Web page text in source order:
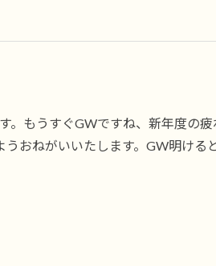
。もうすぐGWですね、新年度の
おねがいいたします。GW明ける